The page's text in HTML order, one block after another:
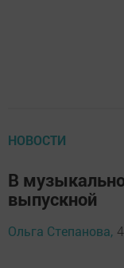
НОВОСТИ
В
выпускной
Ольга Степанова,